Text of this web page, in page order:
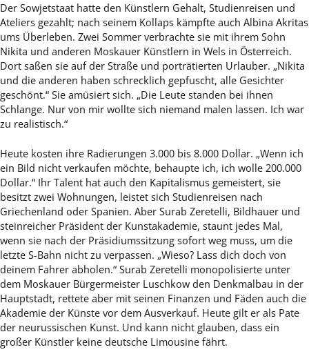
Der Sowjetstaat hatte den Künstlern Gehalt, Studienreisen und
Ateliers gezahlt; nach seinem Kollaps kämpfte auch Albina Akritas
ums Überleben. Zwei Sommer verbrachte sie mit ihrem Sohn
Nikita und anderen Moskauer Künstlern in Wels in Österreich.
Dort saßen sie auf der Straße und porträtierten Urlauber. „Nikita
und die anderen haben schrecklich gepfuscht, alle Gesichter
geschönt.“ Sie amüsiert sich. „Die Leute standen bei ihnen
Schlange. Nur von mir wollte sich niemand malen lassen. Ich war
zu realistisch.“
Heute kosten ihre Radierungen 3.000 bis 8.000 Dollar. „Wenn ich
ein Bild nicht verkaufen möchte, behaupte ich, ich wolle 200.000
Dollar.“ Ihr Talent hat auch den Kapitalismus gemeistert, sie
besitzt zwei Wohnungen, leistet sich Studienreisen nach
Griechenland oder Spanien. Aber Surab Zeretelli, Bildhauer und
steinreicher Präsident der Kunstakademie, staunt jedes Mal,
wenn sie nach der Präsidiumssitzung sofort weg muss, um die
letzte S-Bahn nicht zu verpassen. „Wieso? Lass dich doch von
deinem Fahrer abholen.“ Surab Zeretelli monopolisierte unter
dem Moskauer Bürgermeister Luschkow den Denkmalbau in der
Hauptstadt, rettete aber mit seinen Finanzen und Fäden auch die
Akademie der Künste vor dem Ausverkauf. Heute gilt er als Pate
der neurussischen Kunst. Und kann nicht glauben, dass ein
großer Künstler keine deutsche Limousine fährt.